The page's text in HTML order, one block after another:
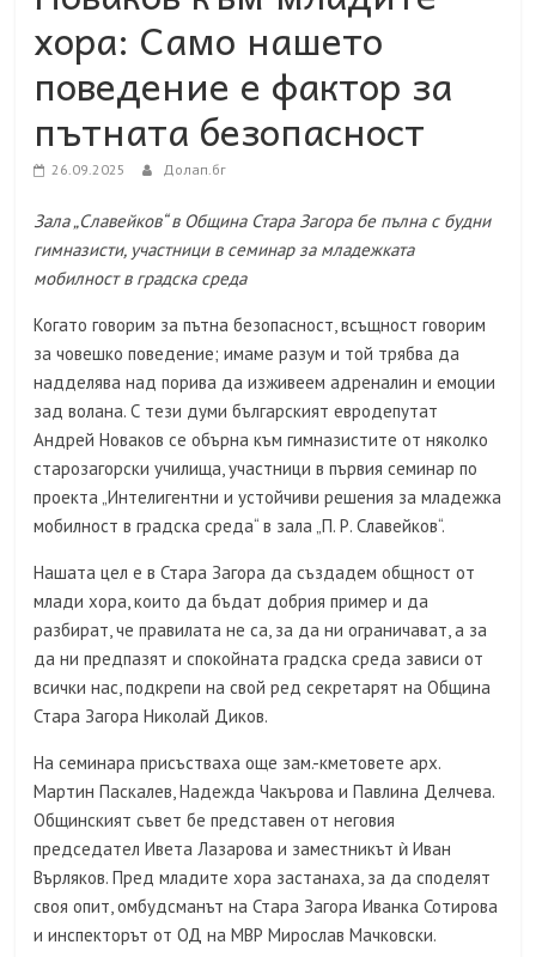
хора: Само нашето
поведение е фактор за
пътната безопасност
26.09.2025 Долап.бг
Зала „Славейков“ в Община Стара Загора бе пълна с будни
гимназисти, участници в семинар за младежката
мобилност в градска среда
Когато говорим за пътна безопасност, всъщност говорим
за човешко поведение; имаме разум и той трябва да
надделява над порива да изживеем адреналин и емоции
зад волана. С тези думи българският евродепутат
Андрей Новаков се обърна към гимназистите от няколко
старозагорски училища, участници в първия семинар по
проекта „Интелигентни и устойчиви решения за младежка
мобилност в градска среда“ в зала „П. Р. Славейков“.
Нашата цел е в Стара Загора да създадем общност от
млади хора, които да бъдат добрия пример и да
разбират, че правилата не са, за да ни ограничават, а за
да ни предпазят и спокойната градска среда зависи от
всички нас, подкрепи на свой ред секретарят на Община
Стара Загора Николай Диков.
На семинара присъстваха още зам.-кметовете арх.
Мартин Паскалев, Надежда Чакърова и Павлина Делчева.
Общинският съвет бе представен от неговия
председател Ивета Лазарова и заместникът ѝ Иван
Върляков. Пред младите хора застанаха, за да споделят
своя опит, омбудсманът на Стара Загора Иванка Сотирова
и инспекторът от ОД на МВР Мирослав Мачковски.